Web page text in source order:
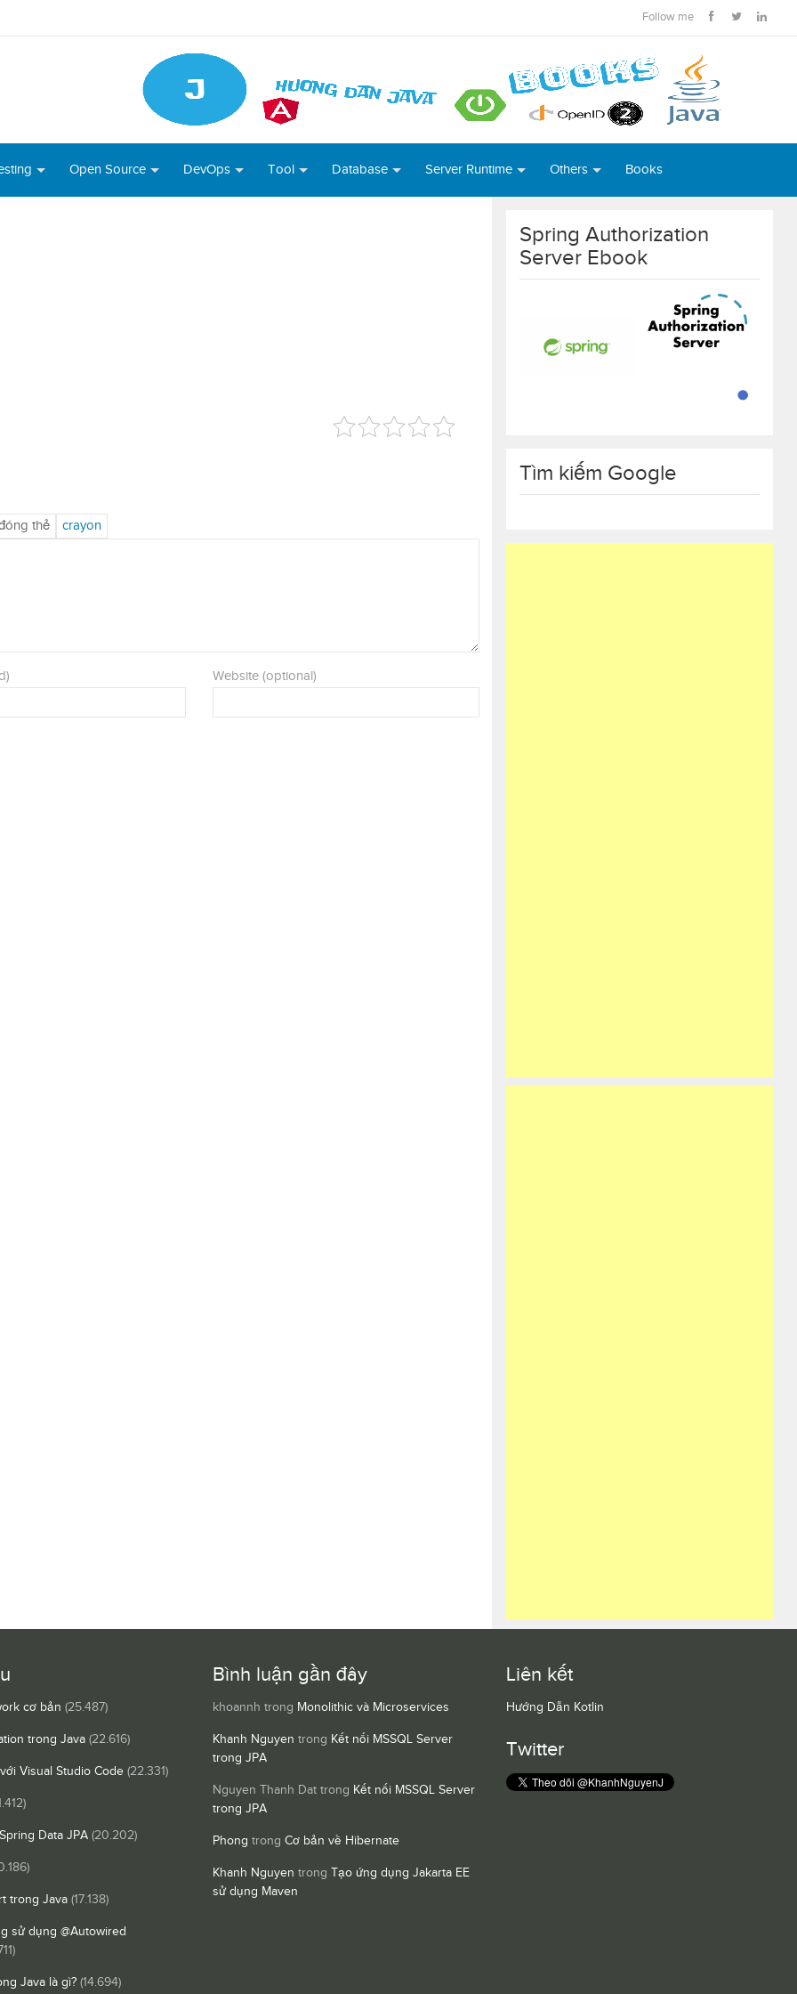
Follow me
Open Source DevOps Tool Database Server Runtime Others Books
Website (optional)
Spring Authorization
Server Ebook
Tìm kiếm Google
cơ bản (25.487)
trong Java (22.616)
Visual Studio Code (22.331)
Data JPA (20.202)
trong Java (17.138)
sử dụng @Autowired
Java là gì? (14.694)
Bình luận gần đây
khoannh trong Monolithic và Microservices
Khanh Nguyen trong Kết nối MSSQL Server
trong JPA
Nguyen Thanh Dat trong Kết nối MSSQL Server
trong JPA
Phong trong Cơ bản về Hibernate
Khanh Nguyen trong Tạo ứng dụng Jakarta EE
sử dụng Maven
Liên kết
Hướng Dẫn Kotlin
Twitter